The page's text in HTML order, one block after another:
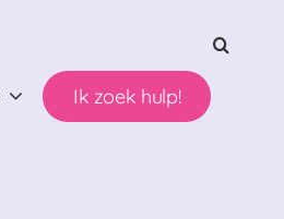
Ik zoek hulp!